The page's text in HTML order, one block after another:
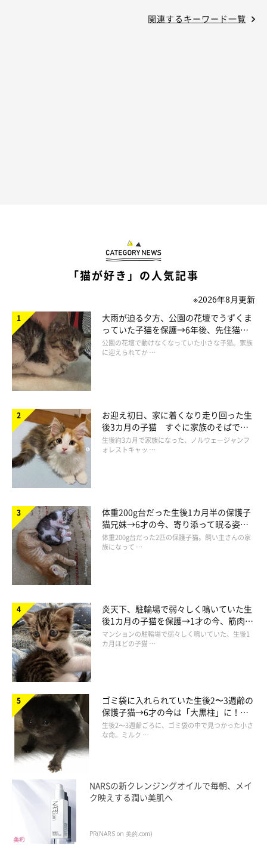
関連するキーワード一覧
「猫が好き」の人気記事
※2026年8月更新
大雨が迫る夕方、公園の花壇でうずくま
っていた子猫を保護→6年後、先住猫
と“姉妹”のような関係に
公園の花壇で動けなくなっていた小さな子猫。家族
に迎えられてか …
お迎え初日、家に着くなり走り回った生
後3カ月の子猫 すぐに家族のそばで落
ち着く姿に「迎えてよかった」
生後約3カ月で家族になった、ノルウェージャンフ
ォレストキャッ …
体重200g台だった生後1カ月半の保護子
猫兄妹→6才の今、寄り添って眠る姿に
ほっこり！
体重200g台だった2匹の保護子猫。飼い主さんの家
族になって …
炎天下、駐輪場で弱々しく鳴いていた生
後1カ月の子猫を保護→1才の今、筋肉質
でツンデレなコに成長
マンションの駐輪場で弱々しく鳴いていた、生後1
カ月ほどの子猫 …
ゴミ袋に入れられていた生後2〜3週齢の
保護子猫→6才の今は「大黒柱」に！
美しい黒猫に成長した姿にグッとくる
生後2〜3週齢ごろに、ゴミ袋の中で見つかった小さ
な命。ミルク …
NARSの新クレンジングオイルで毎朝、メイ
ク映えする潤い美肌へ
PR(NARS on 美的.com)